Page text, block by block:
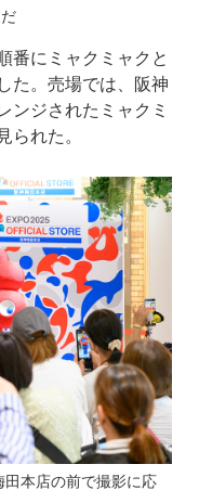
番にミャクミャクと
た。売場では、阪神
ンジされたミャクミ
られた。
本店の前で撮影に応